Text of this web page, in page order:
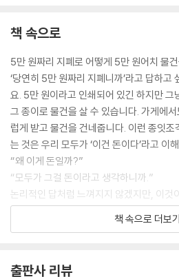
투자할 때 꼭 알아야 할 것
제5장 부의 불평등
한쪽으로 치우친 부
자본주의의 원동력
사회주의란 무엇일까?
자본주의의 그림자
비정규직 노동자의 증가
상대적 빈곤
최저 시급은 계속 올라야 할까?
저출생·고령화가 경제에 미치는 영향
코로나19와 경제
사회를 바꾸는 아이디어
책 속으로
5만 원짜리 지폐로 어떻게 5만 원어치 물
‘당연히 5만 원짜리 지폐니까’라고 답하고
요. 5만 원이라고 인쇄되어 있긴 하지만 그
그 종이로 물건을 살 수 있습니다. 가게에
럽게 받고 물건을 건네줍니다. 이런 종잇
는 것은 우리 모두가 ‘이건 돈이다’라고 이
“왜 이게 돈일까?”
“모두가 그걸 돈이라고 생각하니까.”
논리적인 답처럼 느껴지지 않겠지만, 이것
빛나는 금화를 보면 누구나 가치 있다고
책 속으로 더보기
출판사 리뷰